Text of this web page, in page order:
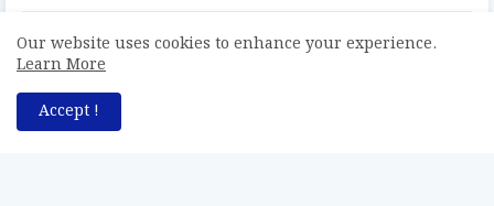
Sonali Sakal
ভালো লাগল
Anonymous
Our website uses cookies to enhance your experience.
Learn More
Accept !